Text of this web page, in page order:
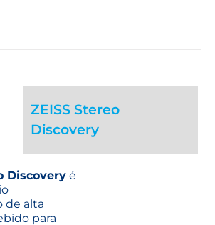
ZEISS Stereo
Discovery
Discovery é
de alta
para